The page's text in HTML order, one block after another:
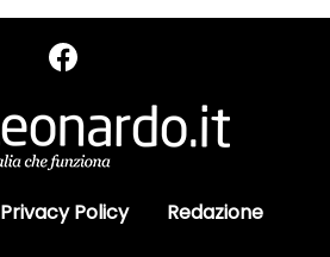
Privacy Policy Redazione